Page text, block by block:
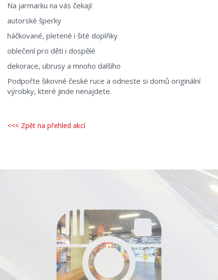
Na jarmarku na vás čekají:
autorské šperky
háčkované, pletené i šité doplňky
oblečení pro děti i dospělé
dekorace, ubrusy a mnoho dalšího
Podpořte šikovné české ruce a odneste si domů originální
výrobky, které jinde nenajdete.
<<< Zpět na přehled akcí